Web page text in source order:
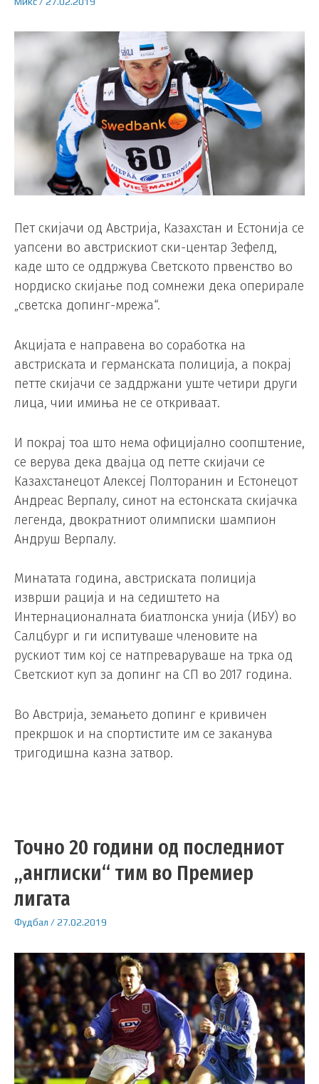
Пет скијачи од Австрија, Казахстан и Естонија се
уапсени во австрискиот ски-центар Зефелд,
каде што се оддржува Светското првенство во
нордиско скијање под сомнежи дека оперирале
„светска допинг-мрежа“.
Акцијата е направена во соработка на
австриската и германската полиција, а покрај
петте скијачи се заддржани уште четири други
лица, чии имиња не се откриваат.
И покрај тоа што нема официјално соопштение,
се верува дека двајца од петте скијачи се
Казахстанецот Алексеј Полторанин и Естонецот
Андреас Верпалу, синот на естонската скијачка
легенда, двократниот олимписки шампион
Андруш Верпалу.
Минатата година, австриската полиција
изврши рација и на седиштето на
Интернационалната биатлонска унија (ИБУ) во
Салцбург и ги испитуваше членовите на
рускиот тим кој се натпреваруваше на трка од
Светскиот куп за допинг на СП во 2017 година.
Во Австрија, земањето допинг е кривичен
прекршок и на спортистите им се заканува
тригодишна казна затвор.
Точно 20 години од последниот
„англиски“ тим во Премиер
лигата
Фудбал /27.02.2019